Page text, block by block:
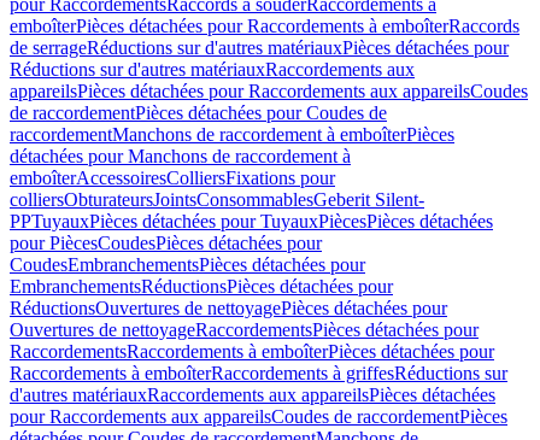
pour RaccordementsRaccords à souderRaccordements à
emboîterPièces détachées pour Raccordements à emboîterRaccords
de serrageRéductions sur d'autres matériauxPièces détachées pour
Réductions sur d'autres matériauxRaccordements aux
appareilsPièces détachées pour Raccordements aux appareilsCoudes
de raccordementPièces détachées pour Coudes de
raccordementManchons de raccordement à emboîterPièces
détachées pour Manchons de raccordement à
emboîterAccessoiresColliersFixations pour
colliersObturateursJointsConsommablesGeberit Silent-
PPTuyauxPièces détachées pour TuyauxPiècesPièces détachées
pour PiècesCoudesPièces détachées pour
CoudesEmbranchementsPièces détachées pour
EmbranchementsRéductionsPièces détachées pour
RéductionsOuvertures de nettoyagePièces détachées pour
Ouvertures de nettoyageRaccordementsPièces détachées pour
RaccordementsRaccordements à emboîterPièces détachées pour
Raccordements à emboîterRaccordements à griffesRéductions sur
d'autres matériauxRaccordements aux appareilsPièces détachées
pour Raccordements aux appareilsCoudes de raccordementPièces